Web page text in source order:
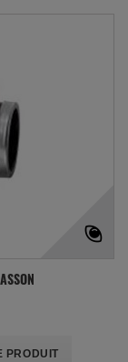
PRODUIT